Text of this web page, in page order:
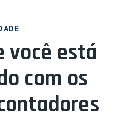
você está
com os